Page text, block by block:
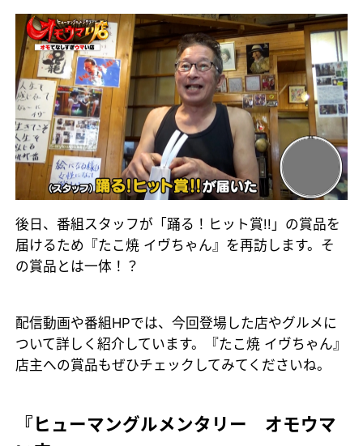
後日、番組スタッフが「踊る！ヒット賞!!」の賞品を
届けるため『たこ焼 イヴちゃん』を再訪します。そ
の賞品とは一体！？
配信動画や番組HPでは、今回登場した店やグルメに
ついて詳しく紹介しています。『たこ焼 イヴちゃん』
店主への賞品もぜひチェックしてみてくださいね。
『ヒューマングルメンタリー オモウマ